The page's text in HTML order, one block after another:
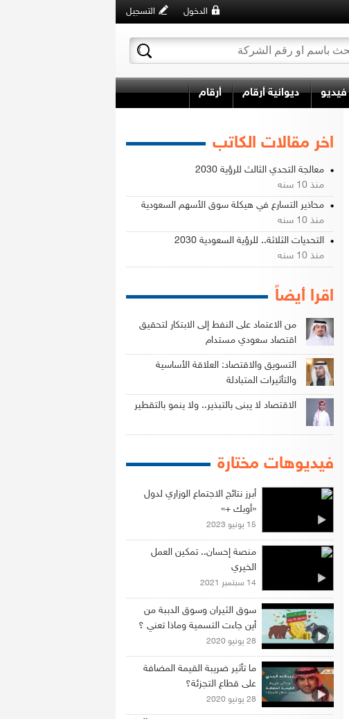
التسجيل الدخول
فيديو ديوانية أرقام أرقام
اخر مقالات الكاتب
معالجة التحدي الثالث للرؤية 2030
منذ 10 سنه
محاذير التسارع في هيكلة سوق الأسهم السعودية
منذ 10 سنه
التحديات الثلاثة.. للرؤية السعودية 2030
منذ 10 سنه
اقرا أيضاً
من الاعتماد على النفط إلى الابتكار لتحقيق
اقتصاد سعودي مستدام
التسويق والاقتصاد: العلاقة الأساسية
والتأثيرات المتبادلة
الاقتصاد لا يبنى بالتبذير.. ولا ينمو بالتقطير
فيديوهات مختارة
أبرز نتائج الاجتماع الوزاري لدول
«أوبك +»
15 يونيو 2023
منصة إحسان.. تمكين العمل
الخيري
14 سبتمبر 2021
سوق الثيران وسوق الدببة من
أين جاءت التسمية وماذا تعني ؟
28 يونيو 2020
ما تأثير ضريبة القيمة المضافة
على قطاع التجزئة؟
28 يونيو 2020